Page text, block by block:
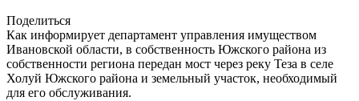
Поделиться
Как информирует департамент управления имуществом
Ивановской области, в собственность Южского района из
собственности региона передан мост через реку Теза в селе
Холуй Южского района и земельный участок, необходимый
для его обслуживания.